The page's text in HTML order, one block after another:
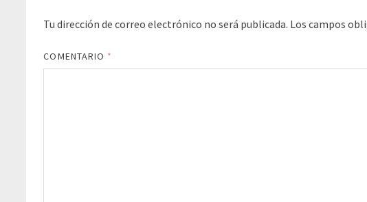
Tu dirección de correo electrónico no será publicada. Los campos
COMENTARIO *